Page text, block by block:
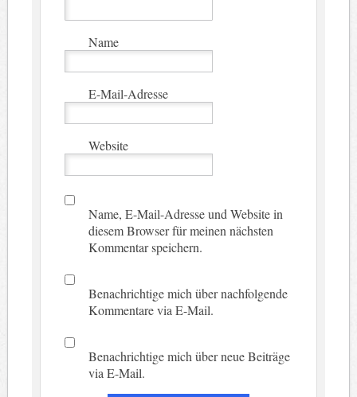
Name
E-Mail-Adresse
Website
Name, E-Mail-Adresse und Website in
diesem Browser für meinen nächsten
Kommentar speichern.
Benachrichtige mich über nachfolgende
Kommentare via E-Mail.
Benachrichtige mich über neue Beiträge
via E-Mail.